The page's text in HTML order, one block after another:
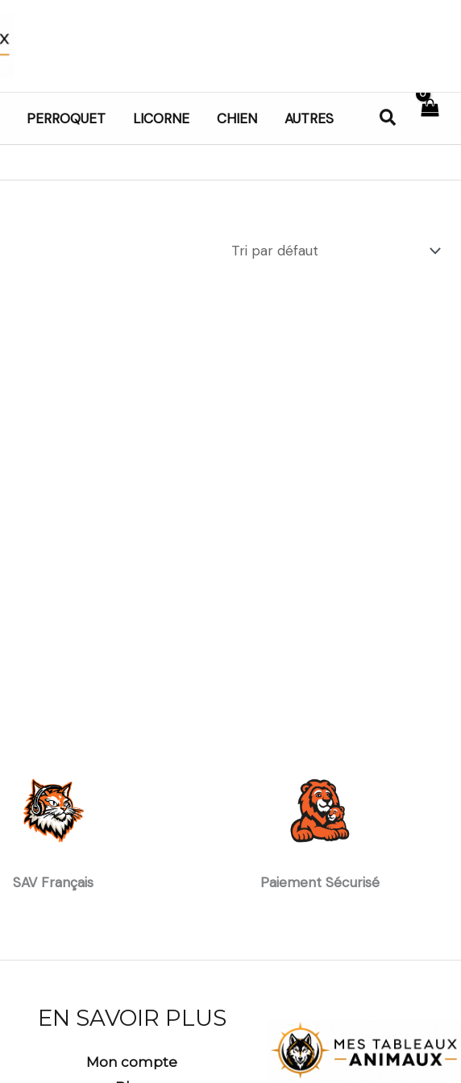
PERROQUET LICORNE CHIEN AUTRES
SAV Français Paiement Sécurisé
EN SAVOIR PLUS
Mon compte